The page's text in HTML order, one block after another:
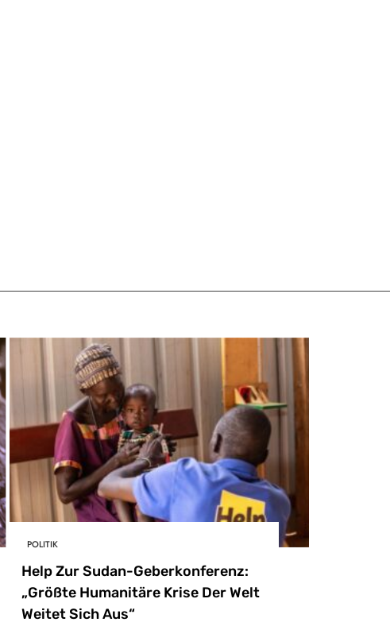
POLITIK
Help Zur Sudan-Geberkonferenz:
„Größte Humanitäre Krise Der Welt
Weitet Sich Aus“